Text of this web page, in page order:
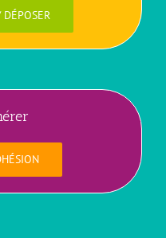
DÉPOSER